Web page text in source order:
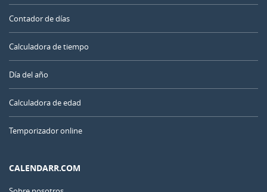
Contador de días
Calculadora de tiempo
Día del año
Calculadora de edad
Temporizador online
CALENDARR.COM